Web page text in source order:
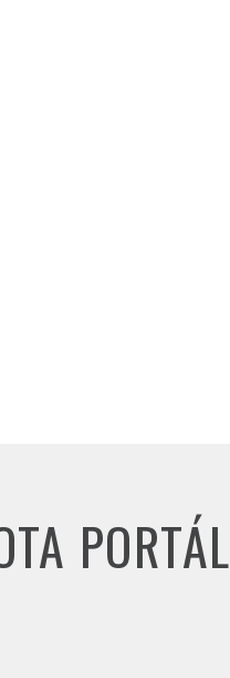
PORTÁL